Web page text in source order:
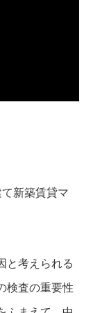
新築賃貸マ
と考えられる
検査の重要性